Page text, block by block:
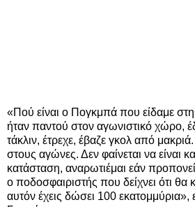
«Πού είναι ο Πογκμπά που είδαμε στη
ήταν παντού στον αγωνιστικό χώρο,
τάκλιν, έτρεχε, έβαζε γκολ από
στους αγώνες. Δεν φαίνεται να είναι
κατάσταση, αναρωτιέμαι εάν
ο ποδοσφαιριστής που δείχνει ότι θα
αυτόν έχεις δώσει 100 εκατομμύρια»,